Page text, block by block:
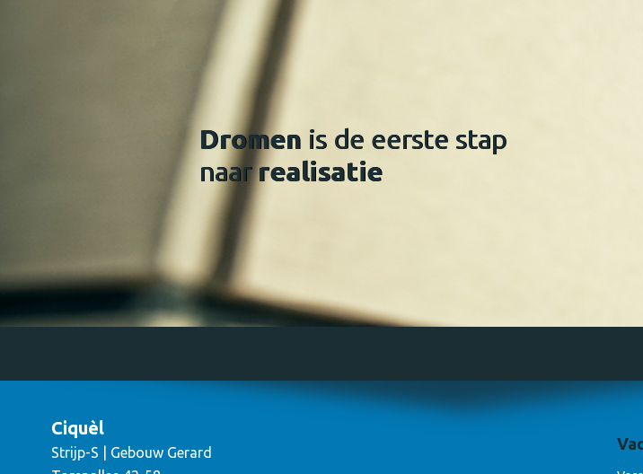
Dromen is de eerste stap
naarrealisatie
Ciquèl
Strijp-S | Gebouw Gerard